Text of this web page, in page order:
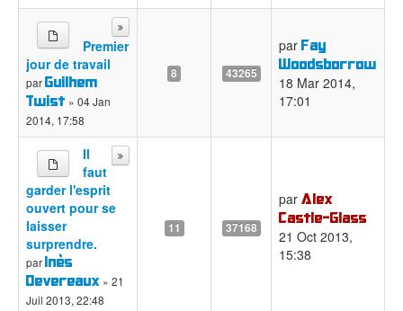
Premier
jour de travail
parGuilhem
Twist » 04 Jan
2014, 17:58
8 43265
par Fay
Woodsborrow
18 Mar 2014,
17:01
Il
faut
garder l'esprit
ouvert pour se
laisser
surprendre.
parInès
Devereaux » 21
Juil 2013, 22:48
11 37168
par Alex
Castle-Glass
21 Oct 2013,
15:38